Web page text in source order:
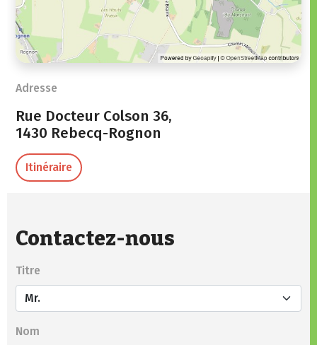
Adresse
Rue Docteur Colson 36,
1430 Rebecq-Rognon
Itinéraire
Contactez-nous
Titre
Nom